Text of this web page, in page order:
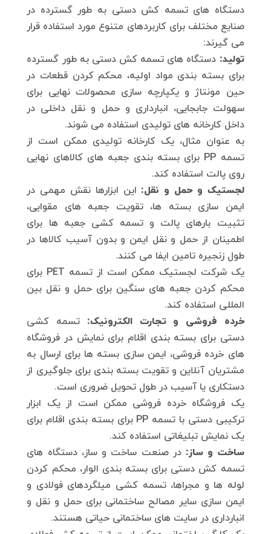
دستگاه های تسمه کش دستی به طور گسترده در
صنایع مختلف برای کاربردهای متنوع مورد استفاده قرار
می گیرند:
تولید: دستگاه های تسمه کش دستی به طور گسترده
برای بسته بندی مواد اولیه، محکم کردن قطعات در
حین مونتاژ و یکپارچه سازی محصولات نهایی برای
سهولت جابجایی، انبارداری و حمل و نقل داخلی در
داخل کارخانه های تولیدی استفاده می شوند.
به عنوان مثال، یک کارخانه تولیدی ممکن است از
تسمه PP برای بسته بندی جعبه های کالاهای نهایی
روی پالت استفاده کند.
لجستیک و حمل و نقل: این ابزارها نقش مهمی در
ایمن سازی بسته ها، تقویت جعبه های مقوایی،
تثبیت بارهای پالت و تسمه کشی جعبه ها برای
اطمینان از حمل و نقل ایمن و بدون آسیب کالاها در
طول زنجیره تامین ایفا می کنند.
یک شرکت لجستیک ممکن است از تسمه PET برای
محکم کردن جعبه های سنگین برای حمل و نقل بین
المللی استفاده کند.
خرده فروشی و تجارت الکترونیک: تسمه کشی
دستی برای بسته بندی اقلام برای نمایش در فروشگاه
های خرده فروشی، ایمن سازی بسته ها برای ارسال به
مشتریان آنلاین و تقویت بسته بندی برای جلوگیری از
دستکاری یا آسیب در طول تحویل ضروری است.
یک فروشگاه خرده فروشی ممکن است از یک ابزار
ترکیبی دستی با تسمه PP برای بسته بندی اقلام برای
یک نمایش تبلیغاتی استفاده کند.
ساخت و ساز: در صنعت ساخت و ساز، دستگاه های
تسمه کش دستی برای بسته بندی الوار، محکم کردن
لوله ها و مجراها، تسمه کشی میلگردهای فولادی و
ایمن سازی سایر مصالح ساختمانی برای حمل و نقل و
انبارداری در سایت های ساختمانی حیاتی هستند.